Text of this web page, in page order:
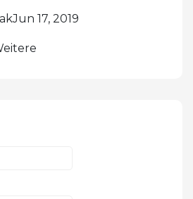
17, 2019